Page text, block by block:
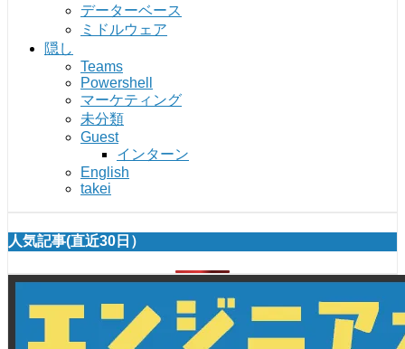
データーベース
ミドルウェア
隠し
Teams
Powershell
マーケティング
未分類
Guest
インターン
English
takei
人気記事(直近30日）